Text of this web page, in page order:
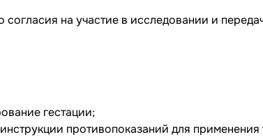
на участие в исследовании и
гестации;
противопоказаний для применения